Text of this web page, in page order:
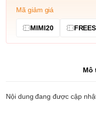
Mã giảm giá
MIMI20
Mô
Nội dung đang được cập